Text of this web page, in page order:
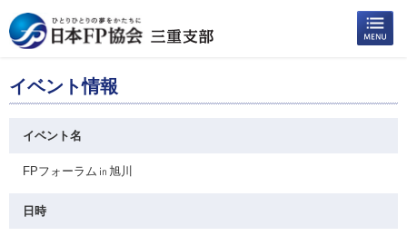
イベント情報
イベント名
FPフォーラム㏌旭川
日時